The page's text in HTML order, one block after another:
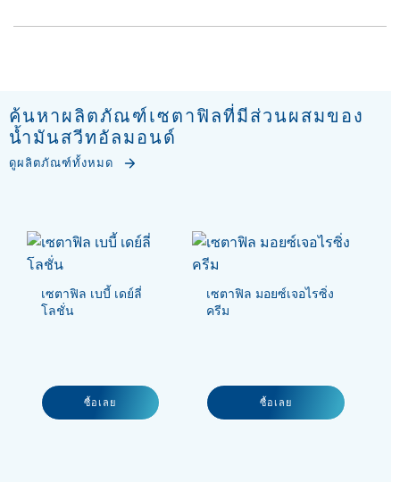
ค้นหาผลิตภัณฑ์เซตาฟิลที่มีส่วนผสมของ
น้ำมันสวีทอัลมอนด์
ดูผลิตภัณฑ์ทั้งหมด
เซตาฟิล เบบี้ เดย์ลี่
โลชั่น
ซื้อเลย
เซตาฟิล มอยซ์เจอไรซิ่ง
ครีม
ซื้อเลย